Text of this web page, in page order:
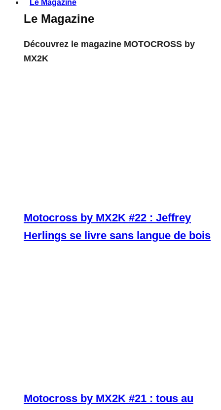
Le Magazine
Le Magazine
Découvrez le magazine MOTOCROSS by
MX2K
Motocross by MX2K #22 : Jeffrey
Herlings se livre sans langue de bois
Motocross by MX2K #21 : tous au